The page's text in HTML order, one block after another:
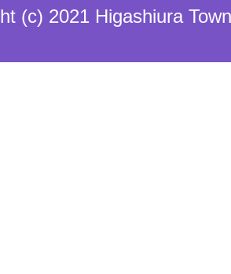
(c) 2021 Higashiura